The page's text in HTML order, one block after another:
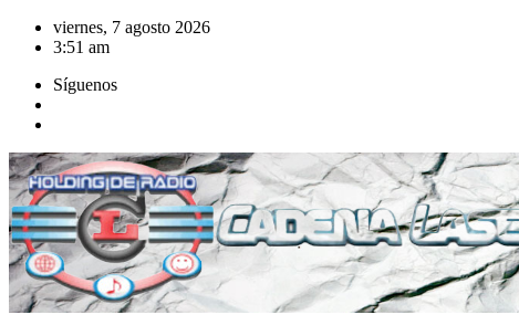
Saltar
viernes, 7 agosto 2026
3:51 am
Síguenos